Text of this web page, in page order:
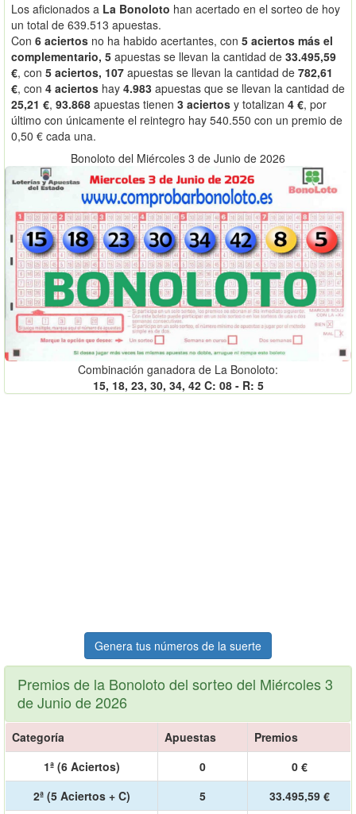
Los aficionados a La Bonoloto han acertado en el sorteo de hoy
un total de 639.513 apuestas.
Con 6 aciertos no ha habido acertantes, con 5 aciertos más el
complementario, 5 apuestas se llevan la cantidad de 33.495,59
€, con 5 aciertos, 107 apuestas se llevan la cantidad de 782,61
€, con 4 aciertos hay 4.983 apuestas que se llevan la cantidad de
25,21 €, 93.868 apuestas tienen 3 aciertos y totalizan 4 €, por
último con únicamente el reintegro hay 540.550 con un premio de
0,50 € cada una.
Bonoloto del Miércoles 3 de Junio de 2026
Combinación ganadora de La Bonoloto:
15, 18, 23, 30, 34, 42 C: 08 - R: 5
Genera tus números de la suerte
Premios de la Bonoloto del sorteo del Miércoles 3
de Junio de 2026
Categoría Apuestas
Premios
1ª (6 Aciertos)
0
0 €
2ª (5 Aciertos + C)
5 33.495,59 €